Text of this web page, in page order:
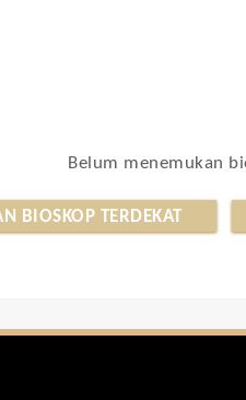
Belum menemukan
BIOSKOP TERDEKAT